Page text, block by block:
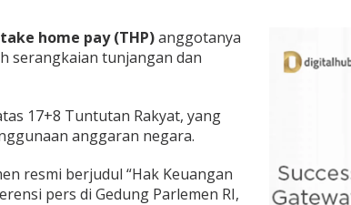
take home pay (THP)anggotanya
serangkaian tunjangan dan
17+8 Tuntutan Rakyat, yang
anggaran negara.
resmi berjudul “Hak Keuangan
pers di Gedung Parlemen RI,